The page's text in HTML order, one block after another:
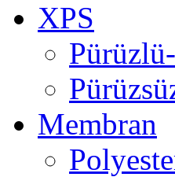
XPS
Membran